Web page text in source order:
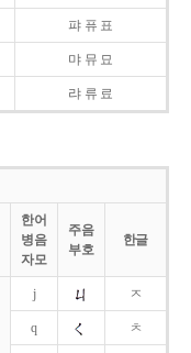
퍄 퓨 표
먀 뮤 묘
랴 류 료
한어
병음
자모
주음
부호
한글
j ㅈ
q ㅊ